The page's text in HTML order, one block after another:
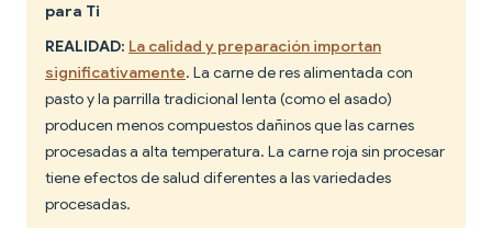
para Ti
REALIDAD: La calidad y preparación importan
significativamente. La carne de res alimentada con
pasto y la parrilla tradicional lenta (como el asado)
producen menos compuestos dañinos que las carnes
procesadas a alta temperatura. La carne roja sin procesar
tiene efectos de salud diferentes a las variedades
procesadas.